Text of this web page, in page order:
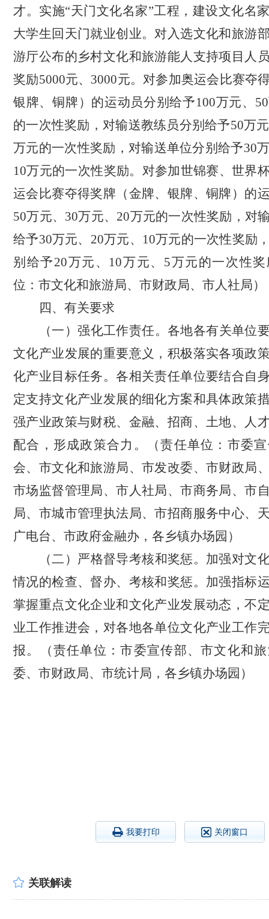
才。实施“天门文化名家”工程 ， 建设文化名
大学生回天门就业创业。对入选文化和旅游
游厅公布的乡村文化和旅游能人支持项目人
奖励5000元、3000元。对参加奥运会比赛夺
银牌、铜牌）的运动员分别给予100万元、
的一次性奖励，对输送教练员分别给予50万
万元的一次性奖励，对输送单位分别给予30
10万元的一次性奖励。对参加世锦赛、世界
运会比赛夺得奖牌（金牌、银牌、铜牌）的
50万元、30万元、20万元的一次性奖励，对
给予30万元、20万元、10万元的一次性奖励
别给予20万元、10万元、5万元的一次性
位：市文化和旅游局、市财政局、市人社局）
四、 有关要求
（一）强化工作责任。 各地各有关单位
文化产业发展的重要意义，积极落实各项政
化产业目标任务。各相关责任单位要结合自
定支持文化产业发展的细化方案和具体政策
强产业政策与财税、金融、招商、土地、人
配合，形成政策合力。
（责任单位：市委
会、市文化和旅游局、市发改委、市财政局
市场监督管理局、市人社局、市商务局、市
局、 市城市管理执法局、市招商服务中心、
广电台、市政府金融办，各乡镇办场园）
（二）严格督导考核和奖惩。 加强对文
情况的检查、督办、考核和奖惩。加强指标
掌握重点文化企业和文化产业发展动态 ，不
业工作推进会 ，对各地各单位文化产业工作
报。
（责任单位：市委宣传部、市文化和
委、市财政局、市统计局，各乡镇办场园）
我要打印 关闭窗口
关联解读